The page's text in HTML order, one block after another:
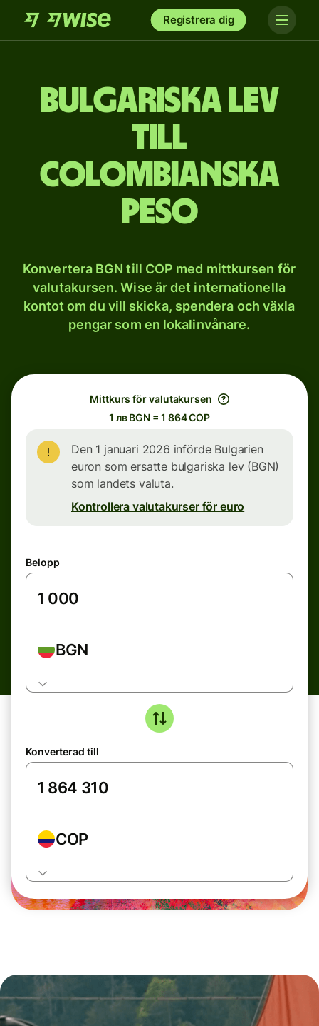
Registrera dig
Bulgariska lev
till
colombianska
peso
Konvertera BGN till COP med mittkursen för
valutakursen. Wise är det internationella
kontot om du vill skicka, spendera och växla
pengar som en lokalinvånare.
Mittkurs för valutakursen
1 лв BGN = 1 864 COP
Den 1 januari 2026 införde Bulgarien
euron som ersatte bulgariska lev (BGN)
som landets valuta.
Kontrollera valutakurser för euro
Belopp
BGN
Konverterad till
COP